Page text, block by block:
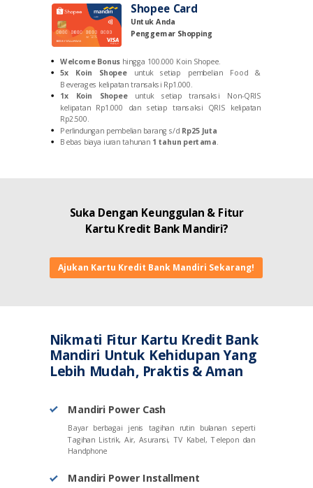
Nikmati Fitur Kartu Kredit Bank
Mandiri Untuk Kehidupan Yang
Lebih Mudah, Praktis & Aman
Mandiri Power Cash
Bayar berbagai jenis tagihan rutin bulanan seperti
Tagihan Listrik, Air, Asuransi, TV Kabel, Telepon dan
Handphone
Mandiri Power Installment
Suka Dengan Keunggulan & Fitur
Kartu Kredit Bank Mandiri?
Ajukan Kartu Kredit Bank Mandiri Sekarang!
Welcome Bonus hingga 100.000 Koin Shopee.
5x Koin Shopee untuk setiap pembelian Food &
Beverages kelipatan transaksi Rp1.000.
1x Koin Shopeeuntuk setiap transaksi Non-QRIS
kelipatan Rp1.000 dan setiap transaksi QRIS kelipatan
Rp2.500.
Perlindungan pembelian barang s/d Rp25 Juta
Bebas biaya iuran tahunan 1 tahun pertama.
Shopee Card
Untuk Anda
Penggemar Shopping